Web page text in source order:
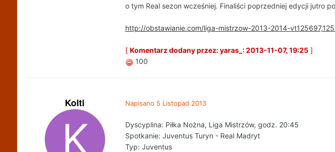
o tym Real sezon wcześniej. Finaliści poprzedniej edycji jutro
http://obstawianie.com/liga-mistrzow-2013-2014-
[ Komentarz dodany przez: yaras_: 2013-11-07, 19:25]
100
Kolti Napisano 5 Listopad 2013
Dyscyplina: Piłka Nożna, Liga Mistrzów, godz. 20:45
Spotkanie: Juventus Turyn - Real Madryt
Typ: Juventus